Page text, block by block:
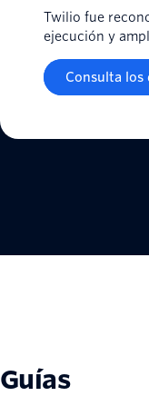
Twilio fue
ejecución y
Consulta los
Guías